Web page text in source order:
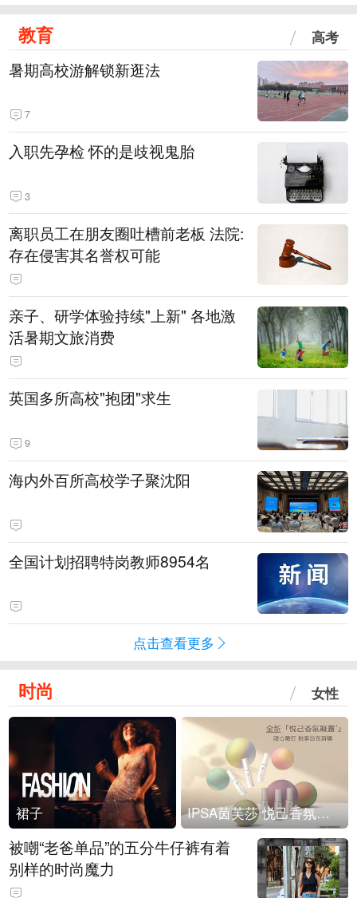
教育 高考
暑期高校游解锁新逛法
7
入职先孕检 怀的是歧视鬼胎
3
离职员工在朋友圈吐槽前老板 法院:
存在侵害其名誉权可能
亲子、研学体验持续"上新" 各地激
活暑期文旅消费
英国多所高校"抱团"求生
9
海内外百所高校学子聚沈阳
全国计划招聘特岗教师8954名
点击查看更多
时尚 女性
裙子 IPSA茵芙莎 悦己香氛凝露上市
被嘲“老爸单品”的五分牛仔裤有着
别样的时尚魔力